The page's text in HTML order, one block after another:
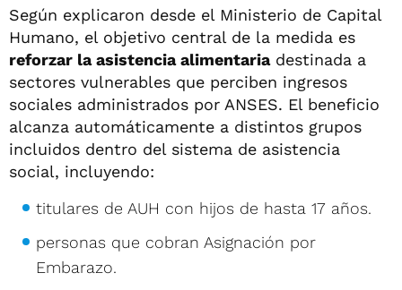
Según explicaron desde el Ministerio de Capital
Humano, el objetivo central de la medida es
reforzar la asistencia alimentariadestinada a
sectores vulnerables que perciben ingresos
sociales administrados por ANSES. El beneficio
alcanza automáticamente a distintos grupos
incluidos dentro del sistema de asistencia
social, incluyendo:
titulares de AUH con hijos de hasta 17 años.
personas que cobran Asignación por
Embarazo.